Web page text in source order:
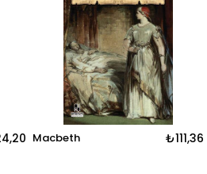
Macbeth ₺111,36